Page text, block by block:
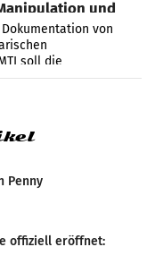
und
von
soll die
Manipulation und
Penny
offiziell eröffnet: